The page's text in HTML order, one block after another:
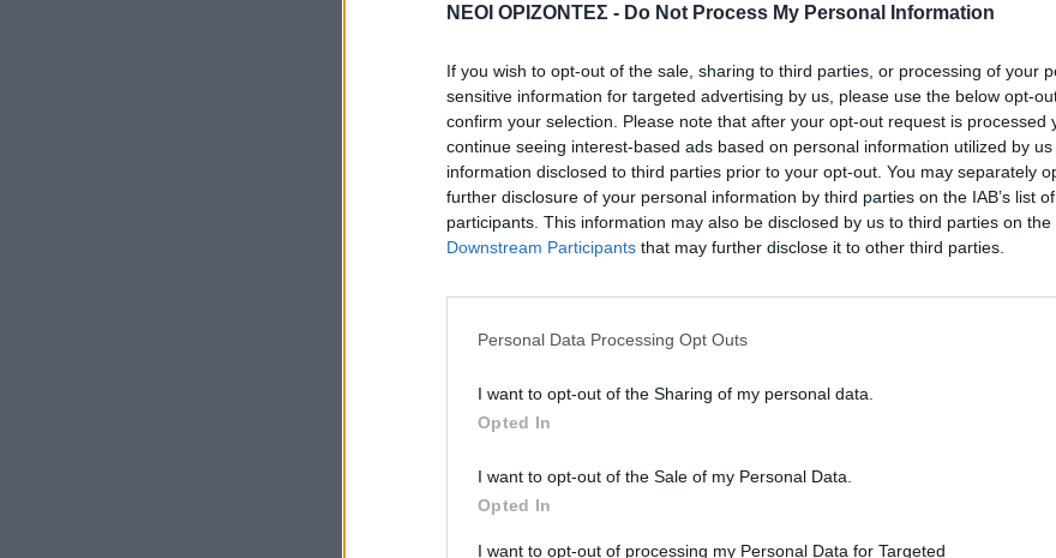
ΝΕΟΙ ΟΡΙΖΟΝΤΕΣ - Do Not Process My Personal Information
If you wish to opt-out of the sale, sharing to third parties, or processing of your
sensitive information for targeted advertising by us, please use the below opt-
confirm your selection. Please note that after your opt-out request is processed
continue seeing interest-based ads based on personal information utilized by
information disclosed to third parties prior to your opt-out. You may separately
further disclosure of your personal information by third parties on the IAB’s list
participants. This information may also be disclosed by us to third parties on the
Downstream Participants that may further disclose it to other third parties.
Personal Data Processing Opt Outs
I want to opt-out of the Sharing of my personal data.
Opted In
I want to opt-out of the Sale of my Personal Data.
Opted In
I want to opt-out of processing my Personal Data for Targeted